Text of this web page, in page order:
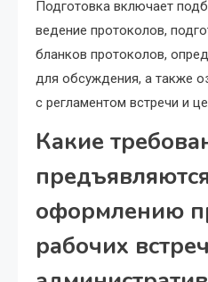
Подготовка включает
ведение протоколов,
бланков протоколов,
для обсуждения, а также
с регламентом встречи и
Какие
оформлению
рабочих